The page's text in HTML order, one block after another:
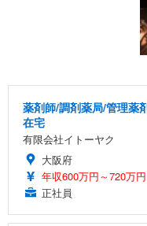
薬剤師/調剤薬局/管理薬
在宅
有限会社イトーヤク
大阪府
年収600万円～720万円
正社員